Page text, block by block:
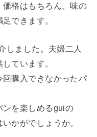
格はもちろん、味の
できます。
しました。夫婦二人
ています。
購入できなかったパ
ンを楽しめるguiの
かがでしょうか。